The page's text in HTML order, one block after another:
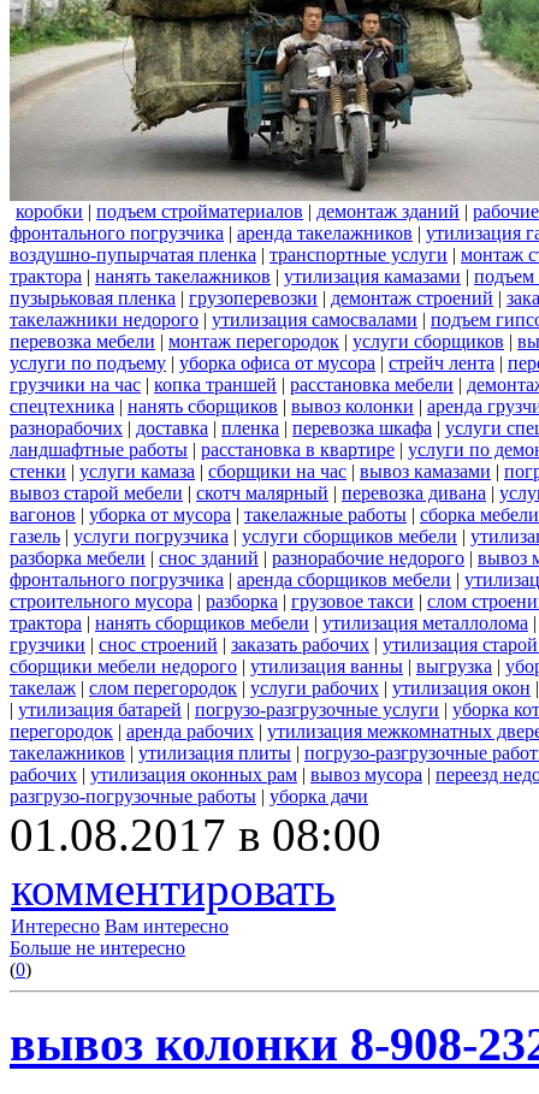
коробки | подъем стройматериалов | демонтаж зданий |
фронтального погрузчика | аренда такелажников | утилизация
воздушно-пупырчатая пленка | транспортные услуги | монтаж
трактора | нанять такелажников | утилизация камазами | подъем
пузырьковая пленка | грузоперевозки | демонтаж строений |
такелажники недорого | утилизация самосвалами | подъем
перевозка мебели | монтаж перегородок | услуги сборщиков |
услуги по подъему | уборка офиса от мусора | стрейч лента |
грузчики на час | копка траншей | расстановка мебели |
спецтехника | нанять сборщиков | вывоз колонки | аренда
разнорабочих | доставка | пленка | перевозка шкафа | услуги
ландшафтные работы | расстановка в квартире | услуги по
стенки | услуги камаза | сборщики на час | вывоз камазами |
вывоз старой мебели | скотч малярный | перевозка дивана |
вагонов | уборка от мусора | такелажные работы | сборка мебели
газель | услуги погрузчика | услуги сборщиков мебели |
разборка мебели | снос зданий | разнорабочие недорого | вывоз
фронтального погрузчика | аренда сборщиков мебели |
строительного мусора | разборка | грузовое такси | слом
трактора | нанять сборщиков мебели | утилизация металлолома
грузчики | снос строений | заказать рабочих | утилизация
сборщики мебели недорого | утилизация ванны | выгрузка |
такелаж | слом перегородок | услуги рабочих | утилизация окон
| утилизация батарей | погрузо-разгрузочные услуги | уборка
перегородок | аренда рабочих | утилизация межкомнатных
такелажников | утилизация плиты | погрузо-разгрузочные
рабочих | утилизация оконных рам | вывоз мусора | переезд
разгрузо-погрузочные работы | уборка дачи
01.08.2017 в 08:00
комментировать
Интересно Вам интересно
Больше не интересно
(0)
вывоз колонки 8-908-